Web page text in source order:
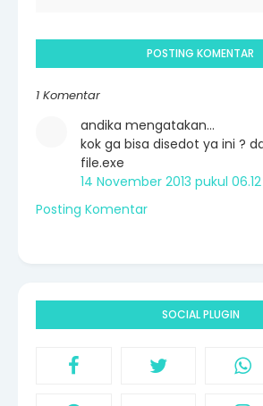
POSTING KOMENTAR
1 Komentar
andika mengatakan…
kok ga bisa disedot ya ini ?
file.exe
14 November 2013 pukul 06.12
Posting Komentar
SOCIAL PLUGIN